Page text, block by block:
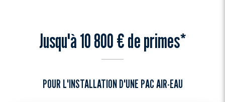
Jusqu'à 10 800 € de primes*
POUR L'INSTALLATION D'UNE PAC AIR-EAU